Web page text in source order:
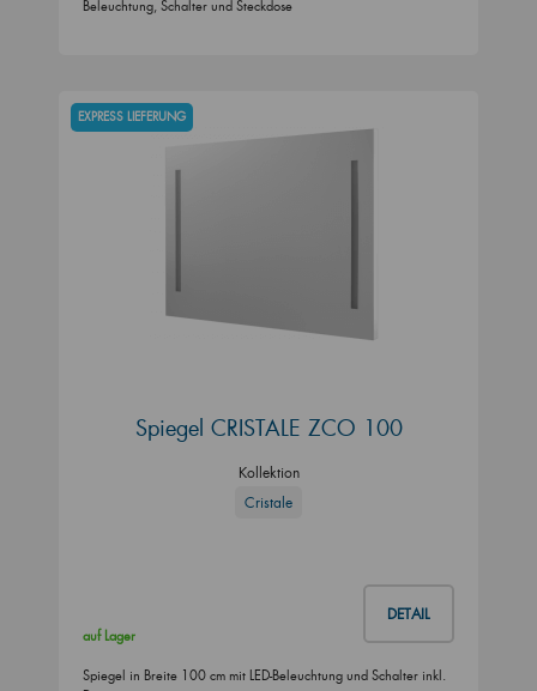
Beleuchtung, Schalter und Steckdose
EXPRESS LIEFERUNG
Spiegel CRISTALE ZCO 100
Kollektion
Cristale
DETAIL
auf Lager
Spiegel in Breite 100 cm mit LED-Beleuchtung und Schalter inkl.